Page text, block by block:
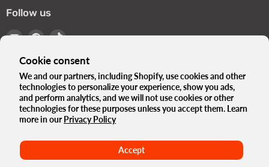
Cookie consent
We and our partners, including Shopify, use cookies and other
technologies to personalize your experience, show you ads,
and perform analytics, and we will not use cookies or other
technologies for these purposes unless you accept them. Learn
more in ourPrivacy Policy
Accept
Follow us
EmailFind
on
Facebook
Find
on
TikTok
Language
English
Country
Canada (CAD $)
Our history
Terms and conditions
Government Standards e-Bikes